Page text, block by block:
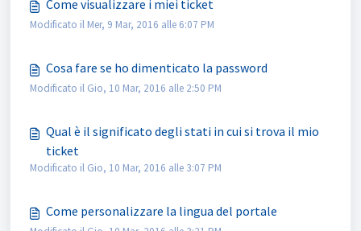
Come visualizzare i miei ticket
Modificato il Mer, 9 Mar, 2016 alle 6:07 PM
Cosa fare se ho dimenticato la password
Modificato il Gio, 10 Mar, 2016 alle 2:50 PM
Qual è il significato degli stati in cui si trova il mio
ticket
Modificato il Gio, 10 Mar, 2016 alle 3:07 PM
Come personalizzare la lingua del portale